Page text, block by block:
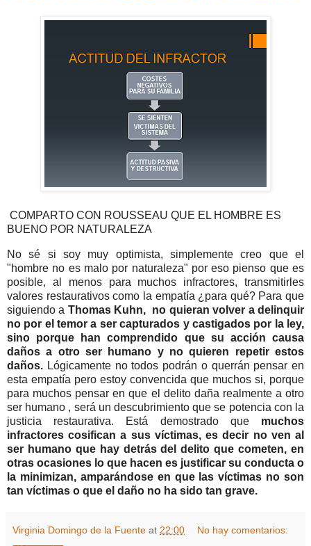
COMPARTO CON ROUSSEAU QUE EL HOMBRE ES
BUENO POR NATURALEZA
No sé si soy muy optimista, simplemente creo que el
"hombre no es malo por naturaleza" por eso pienso que es
posible, al menos para muchos infractores, transmitirles
valores restaurativos como la empatía ¿para qué? Para que
siguiendo a Thomas Kuhn, no quieran volver a delinquir
no por el temor a ser capturados y castigados por la ley,
sino porque han comprendido que su acción causa
daños a otro ser humano y no quieren repetir estos
daños. Lógicamente no todos podrán o querrán pensar en
esta empatía pero estoy convencida que muchos si, porque
para muchos pensar en que el delito daña realmente a otro
ser humano , será un descubrimiento que se potencia con la
justicia restaurativa. Está demostrado que muchos
infractores cosifican a sus víctimas, es decir no ven al
ser humano que hay detrás del delito que cometen, en
otras ocasiones lo que hacen es justificar su conducta o
la minimizan, amparándose en que las víctimas no son
tan víctimas o que el daño no ha sido tan grave.
Virginia Domingo de la Fuente at 22:00 No hay comentarios: